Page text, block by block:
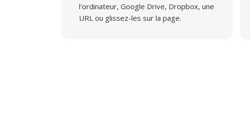
l'ordinateur, Google Drive, Dropbox, une
URL ou glissez-les sur la page.